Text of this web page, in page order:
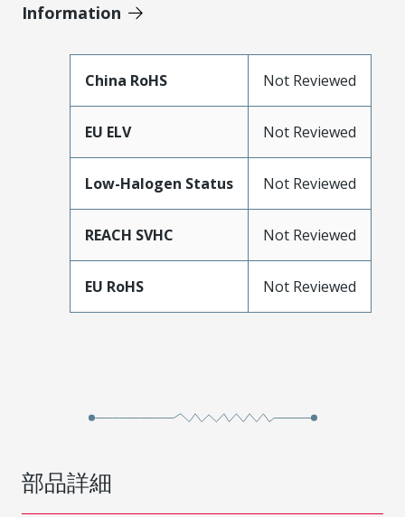
Information
China RoHS Not Reviewed
EU ELV Not Reviewed
Low-Halogen Status Not Reviewed
REACH SVHC Not Reviewed
EU RoHS Not Reviewed
部品詳細